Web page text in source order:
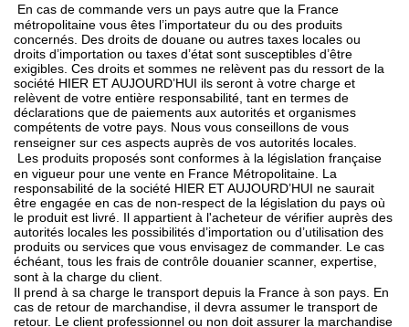
En cas de commande vers un pays autre que la France
métropolitaine vous êtes l’importateur du ou des produits
concernés. Des droits de douane ou autres taxes locales ou
droits d’importation ou taxes d’état sont susceptibles d’être
exigibles. Ces droits et sommes ne relèvent pas du ressort de la
société HIER ET AUJOURD’HUI ils seront à votre charge et
relèvent de votre entière responsabilité, tant en termes de
déclarations que de paiements aux autorités et organismes
compétents de votre pays. Nous vous conseillons de vous
renseigner sur ces aspects auprès de vos autorités locales.
Les produits proposés sont conformes à la législation française
en vigueur pour une vente en France Métropolitaine. La
responsabilité de la société HIER ET AUJOURD’HUI ne saurait
être engagée en cas de non-respect de la législation du pays où
le produit est livré. Il appartient à l'acheteur de vérifier auprès des
autorités locales les possibilités d’importation ou d’utilisation des
produits ou services que vous envisagez de commander. Le cas
échéant, tous les frais de contrôle douanier scanner, expertise,
sont à la charge du client.
Il prend à sa charge le transport depuis la France à son pays. En
cas de retour de marchandise, il devra assumer le transport de
retour. Le client professionnel ou non doit assurer la marchandise